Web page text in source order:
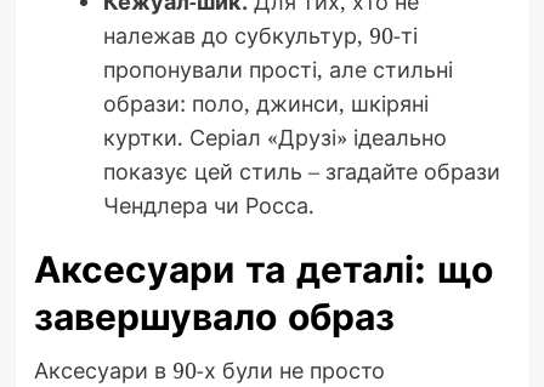
належав до субкультур, 90-ті
пропонували прості, але стильні
образи: поло, джинси, шкіряні
куртки. Серіал «Друзі» ідеально
показує цей стиль – згадайте образи
Чендлера чи Росса.
Аксесуари та деталі: що
завершувало образ
Аксесуари в 90-х були не просто